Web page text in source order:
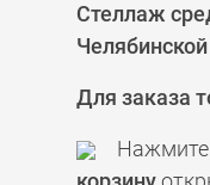
Стеллаж
Для заказа
Нажмите